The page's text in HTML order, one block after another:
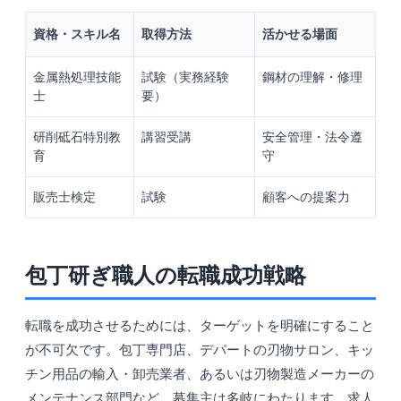
資格・スキル名 取得方法 活かせる場面
金属熱処理技能
士
試験（実務経験
要）
鋼材の理解・修理
研削砥石特別教
育
講習受講
安全管理・法令遵
守
販売士検定 試験 顧客への提案力
包丁研ぎ職人の転職成功戦略
転職を成功させるためには、ターゲットを明確にすること
が不可欠です。包丁専門店、デパートの刃物サロン、キッ
チン用品の輸入・卸売業者、あるいは刃物製造メーカーの